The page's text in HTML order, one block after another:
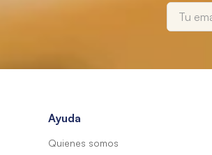
Ayuda
Quienes somos